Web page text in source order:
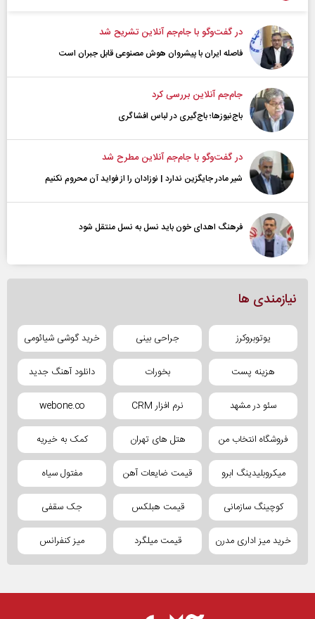
در گفت‌و‌گو با جام‌جم آنلاین تشریح شد
فاصله ایران با پیشرو‌ان هوش مصنوعی قابل جبران است
جام‌جم آنلاین بررسی کرد
باج‌نیوزها؛ باج‌گیری در لباس افشاگری
در گفت‌و‌گو با جام‌جم آنلاین مطرح شد
شیر مادر جایگزین ندارد | نوزادان را از فواید آن محروم نکنیم
فرهنگ اهدای خون باید نسل به نسل منتقل شود
نیازمندی ها
یوتوبروکرز جراحی بینی خرید گوشی شیائومی
هزینه پست بخورات دانلود آهنگ جدید
سئو در مشهد نرم افزار CRM webone.co
فروشگاه انتخاب من هتل های تهران کمک به خیریه
میکروبلیدینگ ابرو قیمت ضایعات آهن مفتول سیاه
کوچینگ سازمانی قیمت هبلکس جک سقفی
خرید میز اداری مدرن قیمت میلگرد میز کنفرانس